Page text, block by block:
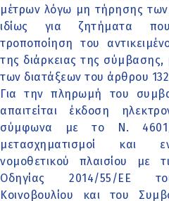
μέτρων λόγω μη τήρησης
ιδίως για ζητήματα
τροποποίηση του
της διάρκειας της σύμβασης,
των διατάξεων του άρθρου
Για την πληρωμή του
απαιτείται έκδοση
σύμφωνα με το Ν. 4601/
μετασχηματισμοί και
νομοθετικού πλαισίου με
Οδηγίας 2014/55/ΕΕ
Κοινοβουλίου και του